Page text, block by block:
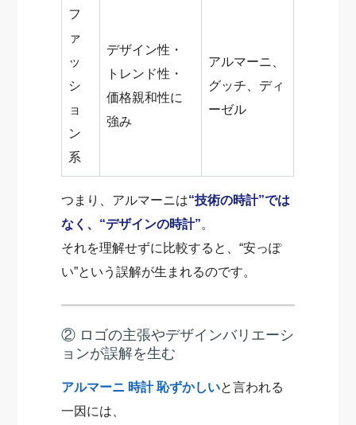
フ
ァ
ッ
シ
ョ
ン
系
デザイン性・
トレンド性・
価格親和性に
強み
アルマーニ、
グッチ、ディ
ーゼル
つまり、アルマーニは“技術の時計”では
なく、“デザインの時計”。
それを理解せずに比較すると、“安っぽ
い”という誤解が生まれるのです。
② ロゴの主張やデザインバリエーシ
ョンが誤解を生む
アルマーニ 時計 恥ずかしいと言われる
一因には、